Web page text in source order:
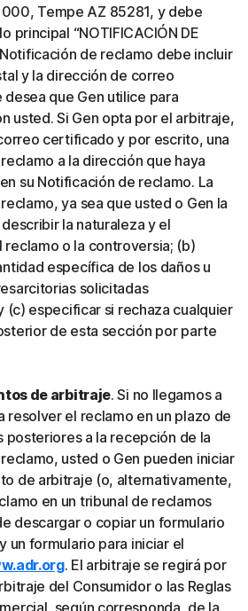
Tempe AZ 85281, y debe
principal “NOTIFICACIÓN DE
Notificación de reclamo debe incluir
y la dirección de correo
que Gen utilice para
usted. Si Gen opta por el arbitraje,
certificado y por escrito, una
a la dirección que haya
su Notificación de reclamo. La
ya sea que usted o Gen la
la naturaleza y el
o la controversia; (b)
específica de los daños u
solicitadas
(c) especificar si rechaza cualquier
de esta sección por parte
de arbitraje. Si no llegamos a
resolver el reclamo en un plazo de
posteriores a la recepción de la
usted o Gen pueden iniciar
de arbitraje (o, alternativamente,
en un tribunal de reclamos
descargar o copiar un formulario
un formulario para iniciar el
. El arbitraje se regirá por
del Consumidor o las Reglas
según corresponda, de la